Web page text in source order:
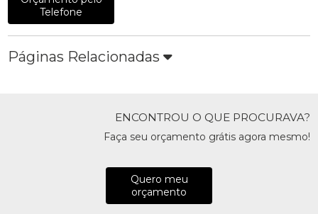
Telefone
Páginas Relacionadas
ENCONTROU O QUE PROCURAVA?
Faça seu orçamento grátis agora mesmo!
Quero meu
orçamento